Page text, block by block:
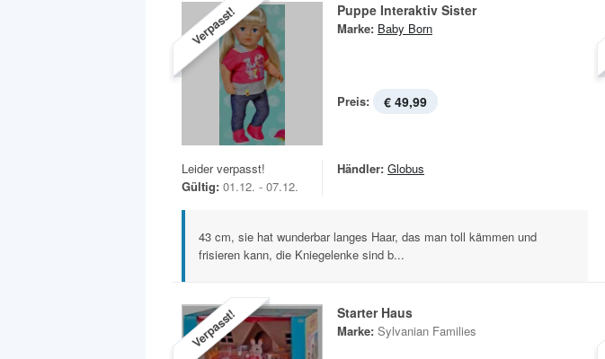
Verpasst! Puppe Interaktiv Sister
Marke: Baby Born
Preis: € 49,99
Leider verpasst!
Gültig: 01.12. - 07.12.
Händler: Globus
43 cm, sie hat wunderbar langes Haar, das man toll kämmen und
frisieren kann, die Kniegelenke sind b...
Verpasst! Starter Haus
Marke: Sylvanian Families